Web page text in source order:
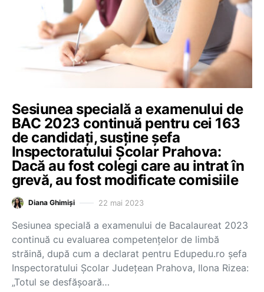
Sesiunea specială a examenului de
BAC 2023 continuă pentru cei 163
de candidați, susține șefa
Inspectoratului Școlar Prahova:
Dacă au fost colegi care au intrat în
grevă, au fost modificate comisiile
Diana Ghimiși 22 mai 2023
Sesiunea specială a examenului de Bacalaureat 2023
continuă cu evaluarea competențelor de limbă
străină, după cum a declarat pentru Edupedu.ro șefa
Inspectoratului Școlar Județean Prahova, Ilona Rizea:
„Totul se desfășoară…